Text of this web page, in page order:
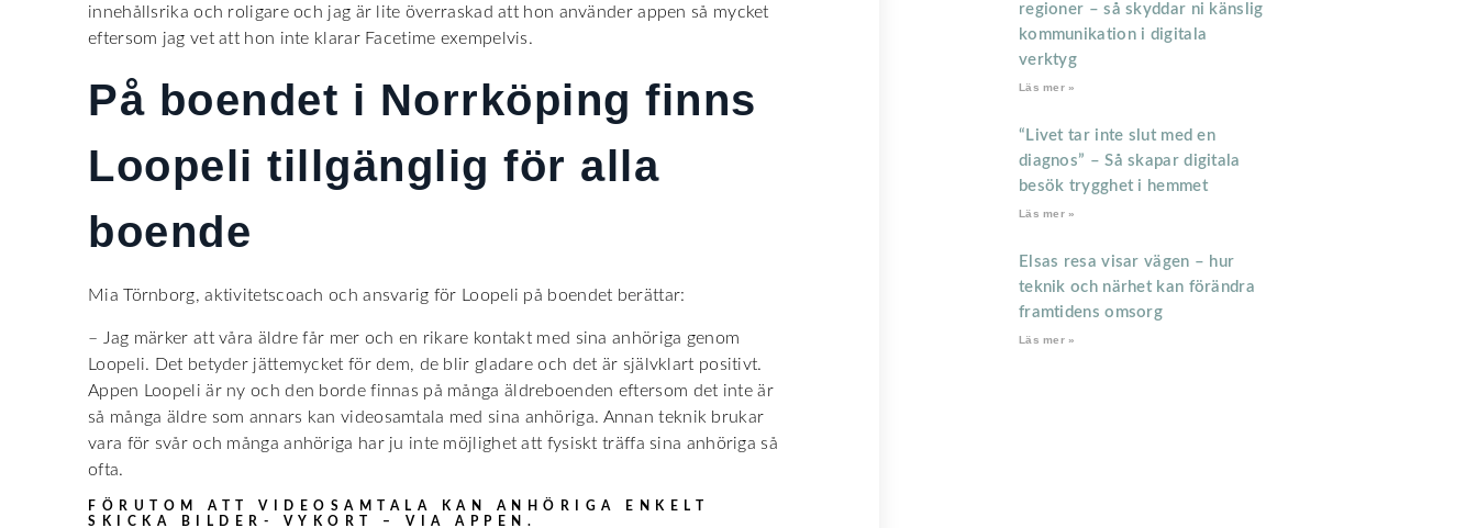
innehållsrika och roligare och jag är lite överraskad att hon använder appen så mycket
eftersom jag vet att hon inte klarar Facetime exempelvis.
På boendet i Norrköping finns
Loopeli tillgänglig för alla
boende
Mia Törnborg, aktivitetscoach och ansvarig för Loopeli på boendet berättar:
– Jag märker att våra äldre får mer och en rikare kontakt med sina anhöriga genom
Loopeli. Det betyder jättemycket för dem, de blir gladare och det är självklart positivt.
Appen Loopeli är ny och den borde finnas på många äldreboenden eftersom det inte är
så många äldre som annars kan videosamtala med sina anhöriga. Annan teknik brukar
vara för svår och många anhöriga har ju inte möjlighet att fysiskt träffa sina anhöriga så
ofta.
FÖRUTOM ATT VIDEOSAMTALA KAN ANHÖRIGA ENKELT
SKICKA BILDER- VYKORT – VIA APPEN.
regioner – så skyddar ni känslig
kommunikation i digitala
verktyg
Läs mer »
“Livet tar inte slut med en
diagnos” – Så skapar digitala
besök trygghet i hemmet
Läs mer »
Elsas resa visar vägen – hur
teknik och närhet kan förändra
framtidens omsorg
Läs mer »